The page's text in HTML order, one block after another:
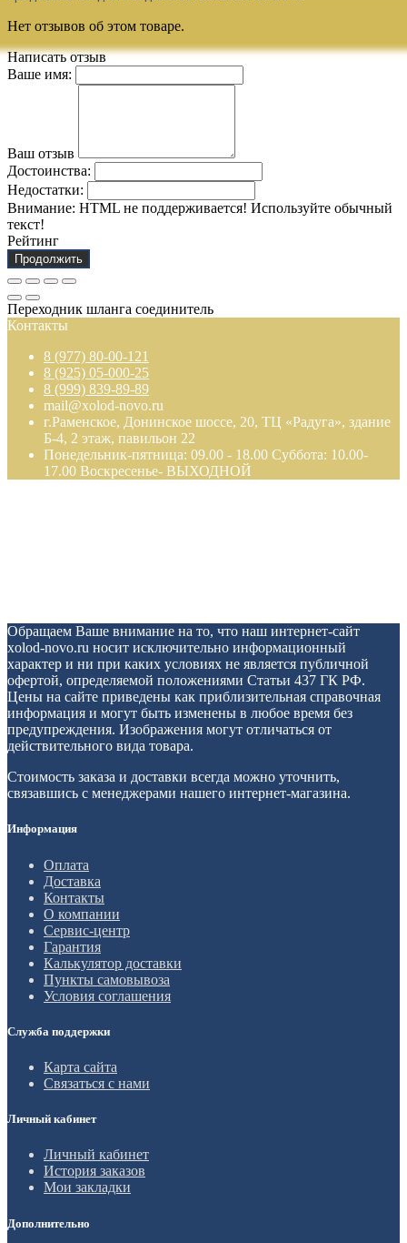
Нет отзывов об этом товаре.
Написать отзыв
Ваше имя:
Ваш отзыв
Достоинства:
Недостатки:
Внимание: HTML не поддерживается! Используйте обычный
текст!
Рейтинг
Продолжить
Переходник шланга соединитель
Контакты
8 (977) 80-00-121
8 (925) 05-000-25
8 (999) 839-89-89
mail@xolod-novo.ru
г.Раменское, Донинское шоссе, 20, ТЦ «Радуга», здание
Б-4, 2 этаж, павильон 22
Понедельник-пятница: 09.00 - 18.00 Суббота: 10.00-
17.00 Воскресенье- ВЫХОДНОЙ
Обращаем Ваше внимание на то, что наш интернет-сайт
xolod-novo.ru носит исключительно информационный
характер и ни при каких условиях не является публичной
офертой, определяемой положениями Статьи 437 ГК РФ.
Цены на сайте приведены как приблизительная справочная
информация и могут быть изменены в любое время без
предупреждения. Изображения могут отличаться от
действительного вида товара.
Стоимость заказа и доставки всегда можно уточнить,
связавшись с менеджерами нашего интернет-магазина.
Информация
Оплата
Доставка
Контакты
О компании
Сервис-центр
Гарантия
Калькулятор доставки
Пункты самовывоза
Условия соглашения
Служба поддержки
Карта сайта
Связаться с нами
Личный кабинет
Личный кабинет
История заказов
Мои закладки
Дополнительно